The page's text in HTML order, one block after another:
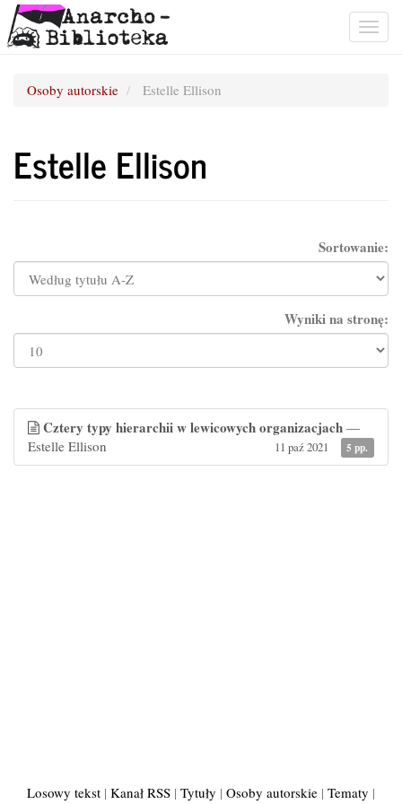
Osoby autorskie Estelle Ellison
Estelle Ellison
Sortowanie:
Wyniki na stronę:
Cztery typy hierarchii w lewicowych organizacjach —
Estelle Ellison
11 paź 2021 5 pp.
Losowy tekst | Kanał RSS | Tytuły | Osoby autorskie | Tematy |